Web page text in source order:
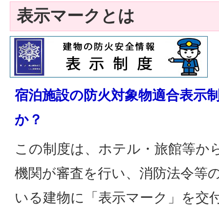
表示マークとは
宿泊施設の防火対象物適合表示
か？
この制度は、ホテル・旅館等か
機関が審査を行い、消防法令等
いる建物に「表示マーク」を交